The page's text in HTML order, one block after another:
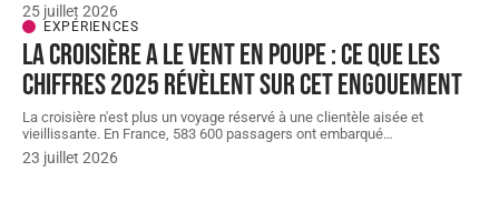
25 juillet 2026
EXPÉRIENCES
La croisière a le vent en poupe : ce que les
chiffres 2025 révèlent sur cet engouement
La croisière n'est plus un voyage réservé à une clientèle aisée et
vieillissante. En France, 583 600 passagers ont embarqué…
23 juillet 2026